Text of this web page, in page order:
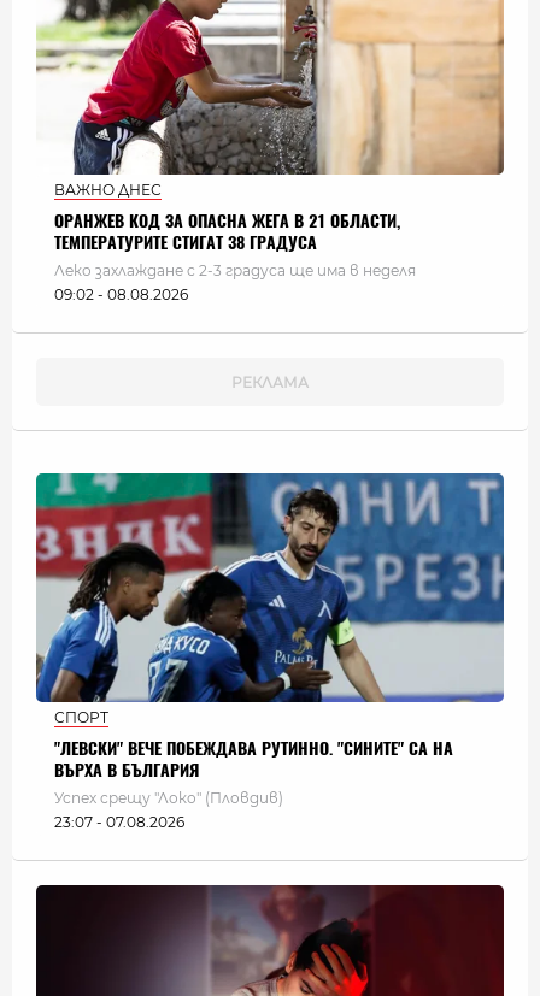
ВАЖНО ДНЕС
ОРАНЖЕВ КОД ЗА ОПАСНА ЖЕГА В 21 ОБЛАСТИ,
ТЕМПЕРАТУРИТЕ СТИГАТ 38 ГРАДУСА
Леко захлаждане с 2-3 градуса ще има в неделя
09:02 - 08.08.2026
СПОРТ
"ЛЕВСКИ" ВЕЧЕ ПОБЕЖДАВА РУТИННО. "СИНИТЕ" СА НА
ВЪРХА В БЪЛГАРИЯ
Успех срещу "Локо" (Пловдив)
23:07 - 07.08.2026